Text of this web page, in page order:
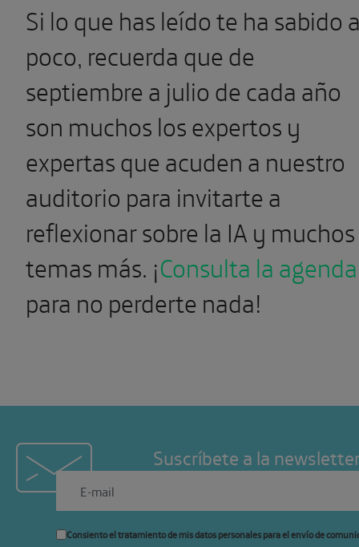
Si lo que has leído te ha sabido
poco, recuerda quede
septiembre a juliode cada año
son muchos los expertos y
expertas que acuden a nuestro
auditorio para invitarte a
reflexionar sobre la IA y muchos
temas más. ¡Consulta la agenda
para no perderte nada!
Suscríbete a la
Consiento el tratamiento de mis datos personales para el envío de